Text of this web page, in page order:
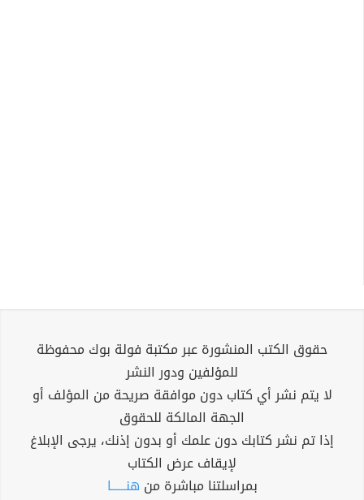
حقوق الكتب المنشورة عبر مكتبة فولة بوك محفوظة
للمؤلفين ودور النشر
لا يتم نشر أي كتاب دون موافقة صريحة من المؤلف أو
الجهة المالكة للحقوق
إذا تم نشر كتابك دون علمك أو بدون إذنك، يرجى الإبلاغ
لإيقاف عرض الكتاب
بمراسلتنا مباشرة من هنــــــا